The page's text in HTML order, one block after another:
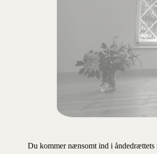
Du kommer nænsomt ind i